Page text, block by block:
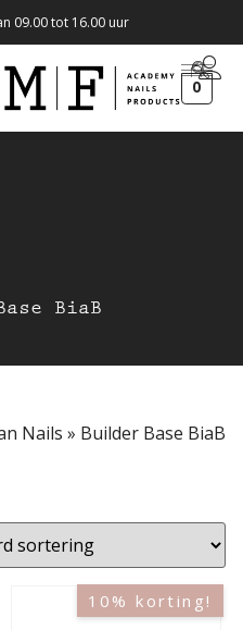
09.00 tot 16.00 uur
0
BiaB
Nails » Builder Base BiaB
10% korting!